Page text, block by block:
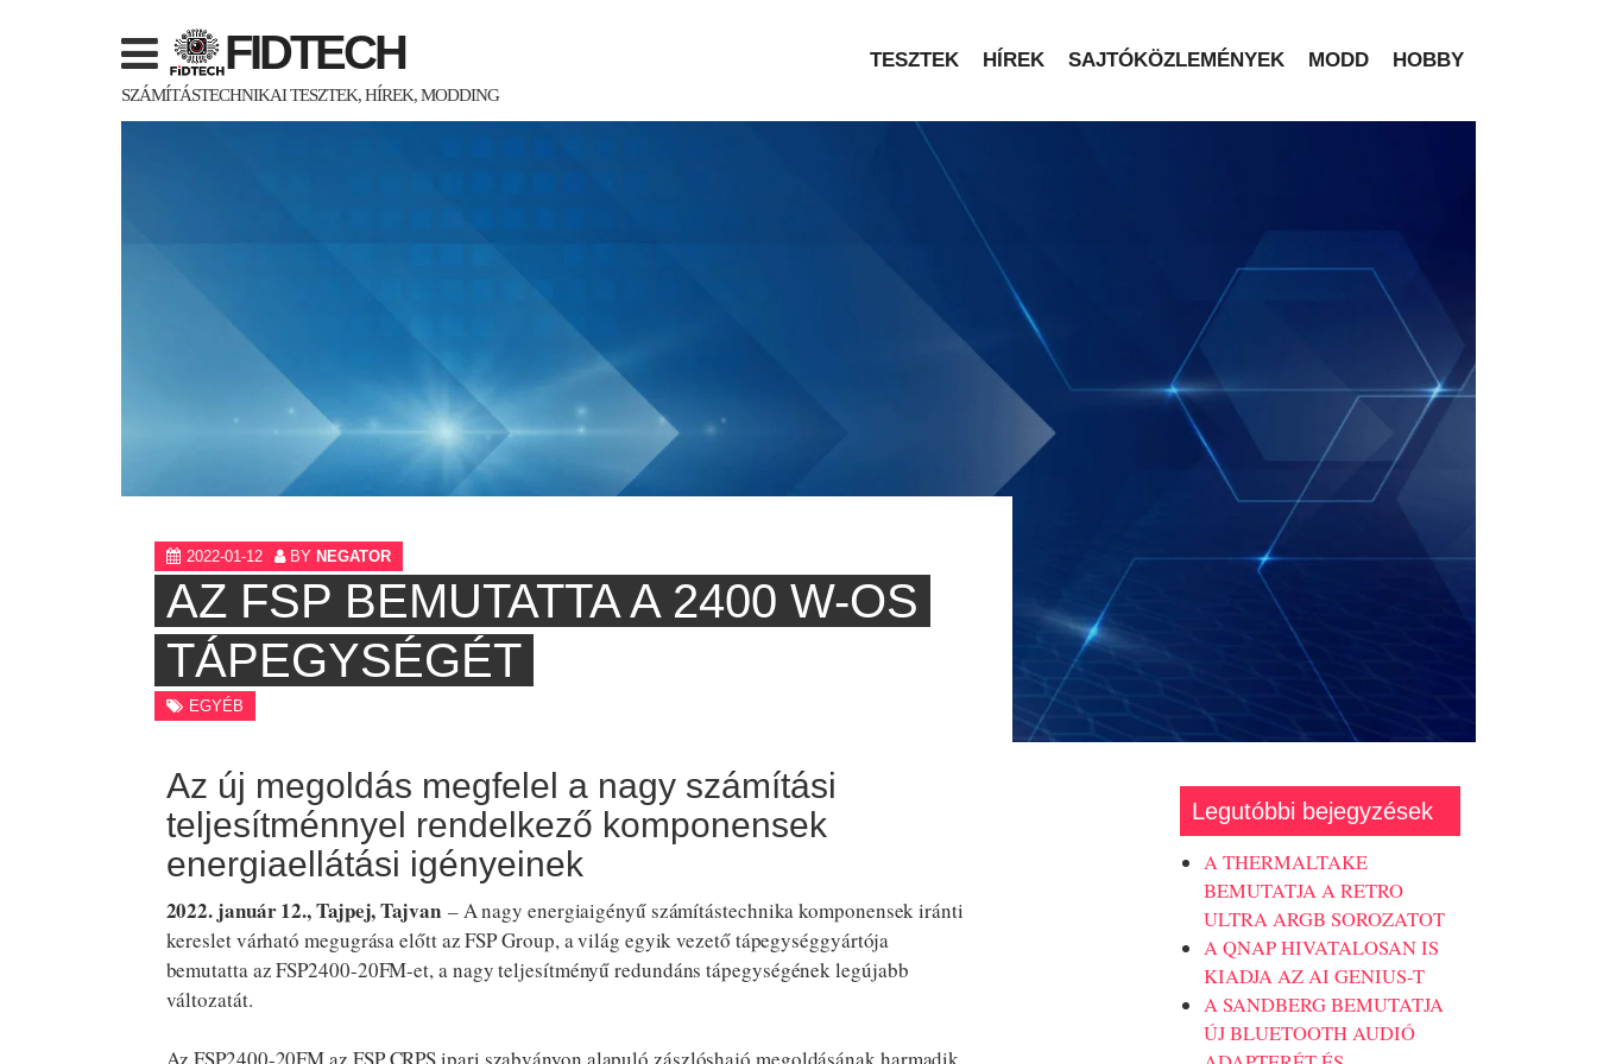
FIDTECH
SZÁMÍTÁSTECHNIKAI TESZTEK, HÍREK, MODDING
TESZTEK HÍREK SAJTÓKÖZLEMÉNYEK MODD HOBBY
2022-01-12 BY NEGATOR
AZ FSP BEMUTATTA A 2400 W-OS
TÁPEGYSÉGÉT
EGYÉB
Az új megoldás megfelel a nagy számítási
teljesítménnyel rendelkező komponensek
energiaellátási igényeinek
2022. január 12., Tajpej, Tajvan– A nagy energiaigényű számítástechnika komponensek iránti
kereslet várható megugrása előtt az FSP Group, a világ egyik vezető tápegységgyártója
bemutatta az FSP2400-20FM-et, a nagy teljesítményű redundáns tápegységének legújabb
változatát.
Legutóbbi bejegyzések
A THERMALTAKE
BEMUTATJA A RETRO
ULTRA ARGB SOROZATOT
A QNAP HIVATALOSAN IS
KIADJA AZ AI GENIUS-T
A SANDBERG BEMUTATJA
ÚJ BLUETOOTH AUDIÓ